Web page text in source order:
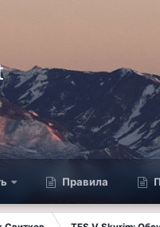
Правила